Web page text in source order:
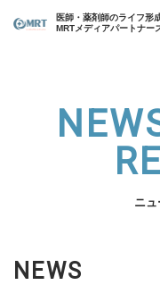
医師・薬剤師のライフ形
MRTメディアパートナー
ニ
NEWS